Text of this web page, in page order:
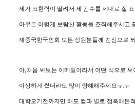
제가 표현력이 딸려서 제 감수를 제대로 잘
아무튼 이렇게 보람찬 활동을 조직해주시고
재중국한국인회 모든 성원분들께 진심으로
아,처음 써보는 이메일이라서 어떤 식으로
이상하게 썼더라도 많이 량해해주세요ㅠ.ㅠ
대학오기전까지만 해도 컴과 별로 접촉해본